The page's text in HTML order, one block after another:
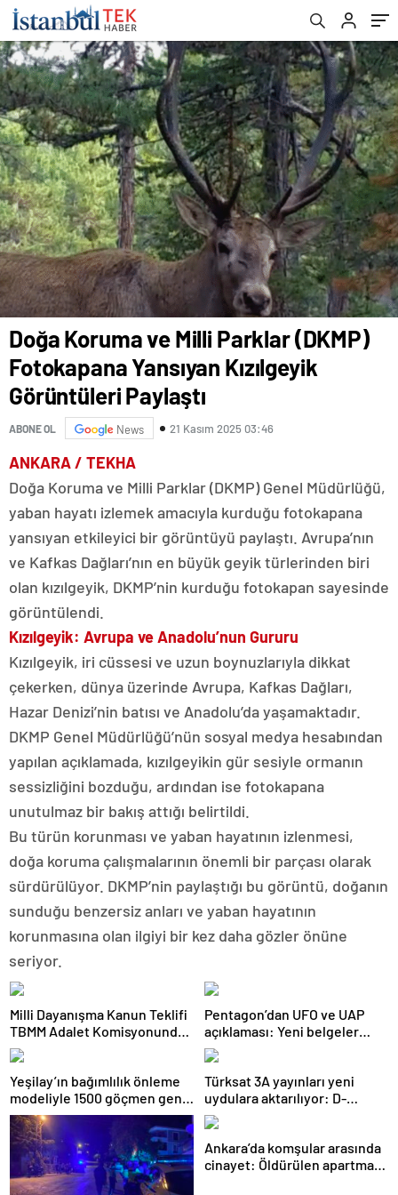
Paylaştı
Doğa Koruma ve Milli Parklar (DKMP)
Fotokapana Yansıyan Kızılgeyik
Görüntüleri Paylaştı
ABONE OL News 21 Kasım 2025 03:46
ANKARA / TEKHA
Doğa Koruma ve Milli Parklar (DKMP) Genel Müdürlüğü,
yaban hayatı izlemek amacıyla kurduğu fotokapana
yansıyan etkileyici bir görüntüyü paylaştı. Avrupa’nın
ve Kafkas Dağları’nın en büyük geyik türlerinden biri
olan kızılgeyik, DKMP’nin kurduğu fotokapan sayesinde
görüntülendi.
Kızılgeyik: Avrupa ve Anadolu’nun Gururu
Kızılgeyik, iri cüssesi ve uzun boynuzlarıyla dikkat
çekerken, dünya üzerinde Avrupa, Kafkas Dağları,
Hazar Denizi’nin batısı ve Anadolu’da yaşamaktadır.
DKMP Genel Müdürlüğü’nün sosyal medya hesabından
yapılan açıklamada, kızılgeyikin gür sesiyle ormanın
sessizliğini bozduğu, ardından ise fotokapana
unutulmaz bir bakış attığı belirtildi.
Bu türün korunması ve yaban hayatının izlenmesi,
doğa koruma çalışmalarının önemli bir parçası olarak
sürdürülüyor. DKMP’nin paylaştığı bu görüntü, doğanın
sunduğu benzersiz anları ve yaban hayatının
korunmasına olan ilgiyi bir kez daha gözler önüne
seriyor.
Milli Dayanışma Kanun Teklifi
TBMM Adalet Komisyonunda
kabul edildi
Pentagon’dan UFO ve UAP
açıklaması: Yeni belgeler
kamuoyuyla paylaşıldı
Yeşilay’ın bağımlılık önleme
modeliyle 1500 göçmen genç
güvenli geleceğe hazırlandı
Türksat 3A yayınları yeni
uydulara aktarılıyor: D-
Smart’tan kritik uyarı
Ankara’da komşular arasında
cinayet: Öldürülen apartman